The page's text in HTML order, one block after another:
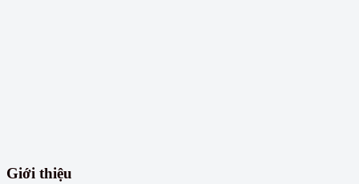
Giới thiệu